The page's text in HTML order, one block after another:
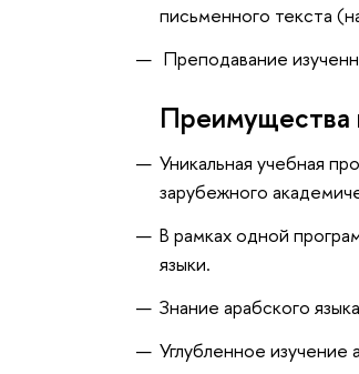
письменного текста
Преподавание
Преимущества
Уникальная учебная
зарубежного
В рамках одной
языки.
Знание арабского
Углубленное изучение